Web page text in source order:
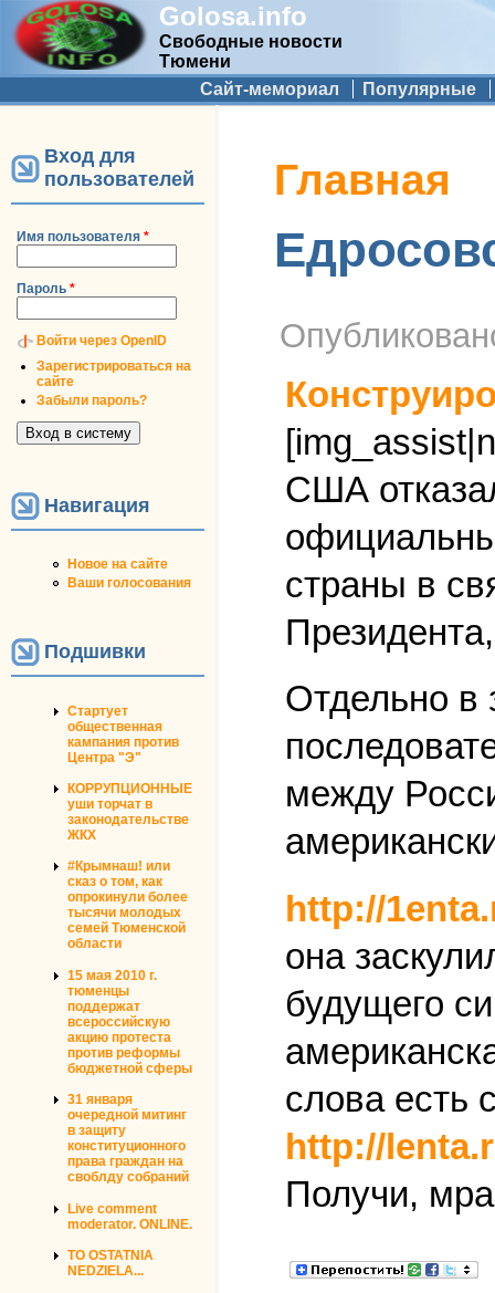
Golosa.info
Свободные новости
Тюмени
Дополнительное меню
Сайт-мемориал Популярные
Вход для
пользователей
Имя пользователя *
Пароль *
Войти через OpenID
Зарегистрироваться на
сайте
Забыли пароль?
Навигация
Новое на сайте
Ваши голосования
Подшивки
Стартует
общественная
кампания против
Центра "Э"
КОРРУПЦИОННЫЕ
уши торчат в
законодательстве
ЖКХ
#Крымнаш! или
сказ о том, как
опрокинули более
тысячи молодых
семей Тюменской
области
15 мая 2010 г.
тюменцы
поддержат
всероссийскую
акцию протеста
против реформы
бюджетной сферы
31 января
очередной митинг
в защиту
конституционного
права граждан на
своблду собраний
Live comment
moderator. ONLINE.
TO OSTATNIA
NEDZIELA...
Вы здесь
Главная
США
страны в
Отдельно в
между
http://
она
будущего
слова есть
http://
Получи,